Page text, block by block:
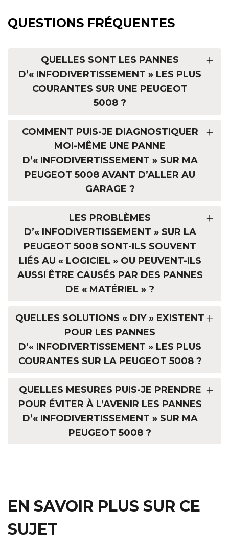
QUESTIONS FRÉQUENTES
QUELLES SONT LES PANNES
D’« INFODIVERTISSEMENT » LES PLUS
COURANTES SUR UNE PEUGEOT
5008 ?
COMMENT PUIS-JE DIAGNOSTIQUER
MOI-MÊME UNE PANNE
D’« INFODIVERTISSEMENT » SUR MA
PEUGEOT 5008 AVANT D’ALLER AU
GARAGE ?
LES PROBLÈMES
D’« INFODIVERTISSEMENT » SUR LA
PEUGEOT 5008 SONT-ILS SOUVENT
LIÉS AU « LOGICIEL » OU PEUVENT-ILS
AUSSI ÊTRE CAUSÉS PAR DES PANNES
DE « MATÉRIEL » ?
QUELLES SOLUTIONS « DIY » EXISTENT
POUR LES PANNES
D’« INFODIVERTISSEMENT » LES PLUS
COURANTES SUR LA PEUGEOT 5008 ?
QUELLES MESURES PUIS-JE PRENDRE
POUR ÉVITER À L’AVENIR LES PANNES
D’« INFODIVERTISSEMENT » SUR MA
PEUGEOT 5008 ?
EN SAVOIR PLUS SUR CE
SUJET